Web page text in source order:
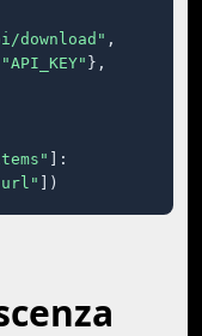
download" ,
"API_KEY" },
]:
])